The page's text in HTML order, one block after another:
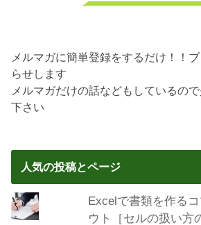
メルマガに簡単登録をするだけ！！
らせします
メルマガだけの話などもしているの
下さい
人気の投稿とページ
Excelで書類を作る
ウト［セルの扱い方